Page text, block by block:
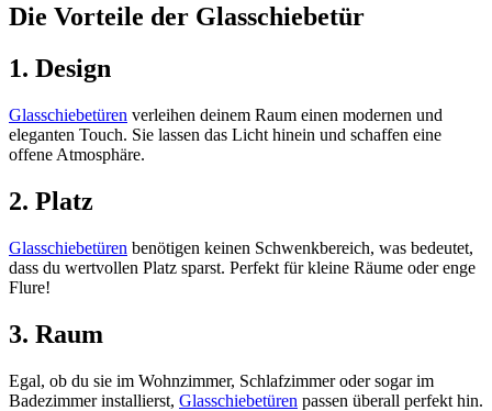
Die Vorteile der Glasschiebetür
1. Design
Glasschiebetüren verleihen deinem Raum einen modernen und
eleganten Touch. Sie lassen das Licht hinein und schaffen eine
offene Atmosphäre.
2. Platz
Glasschiebetüren benötigen keinen Schwenkbereich, was bedeutet,
dass du wertvollen Platz sparst. Perfekt für kleine Räume oder enge
Flure!
3. Raum
Egal, ob du sie im Wohnzimmer, Schlafzimmer oder sogar im
Badezimmer installierst, Glasschiebetüren passen überall perfekt hin.